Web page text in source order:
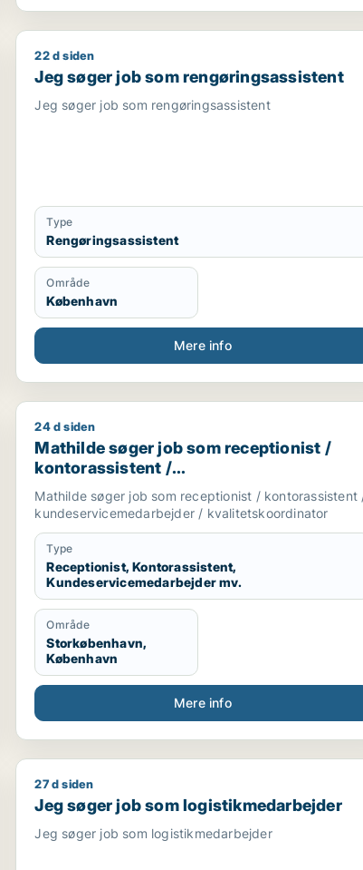
Jeg søger job som rengøringsassistent
22 d siden
Jeg søger job som rengøringsassistent
Jeg søger job som rengøringsassistent
Type
Rengøringsassistent
Område
København
Mere info
/ kontorassistent / logistikmedarbejder /
Mathilde søger job som receptionist /
24 d siden
Mathilde søger job som receptionist /
kontorassistent /
kundeservicemedarbejder /
kvalitetskoordinator
Mathilde søger job som receptionist / kontorassistent
kundeservicemedarbejder / kvalitetskoordinator
Type
Receptionist, Kontorassistent,
Kundeservicemedarbejder mv.
Område
Storkøbenhavn,
København
Mere info
/ chauffør / hr-medarbejder
Jeg søger job som logistikmedarbejder
27 d siden
Jeg søger job som logistikmedarbejder
Jeg søger job som logistikmedarbejder